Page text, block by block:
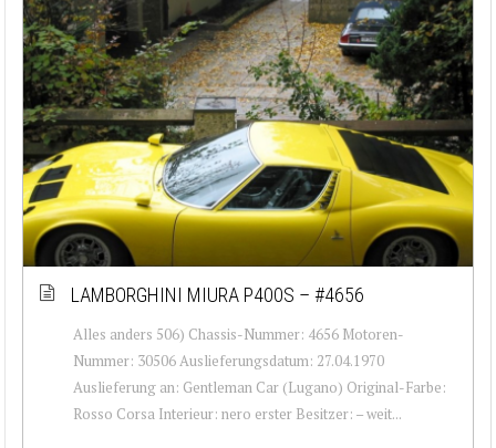
LAMBORGHINI MIURA P400S – #4656
Alles anders 506) Chassis-Nummer: 4656 Motoren-
Nummer: 30506 Auslieferungsdatum: 27.04.1970
Auslieferung an: Gentleman Car (Lugano) Original-Farbe:
Rosso Corsa Interieur: nero erster Besitzer: – weit...